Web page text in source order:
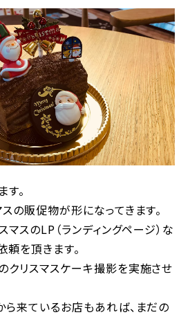
す。
の販促物が形になってきます。
マスのLP（ランディングページ）な
を頂きます。
クリスマスケーキ撮影を実施させ
来ているお店もあれば、まだの